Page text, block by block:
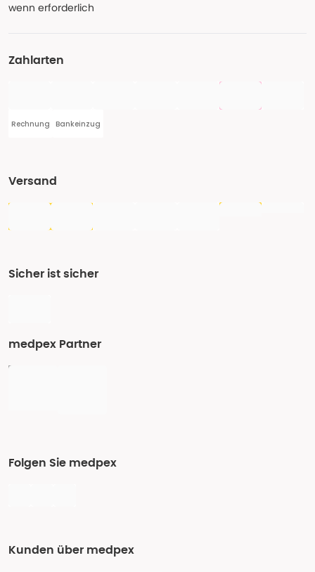
wenn erforderlich
Zahlarten
Rechnung Bankeinzug
Versand
Sicher ist sicher
medpex Partner
Folgen Sie medpex
Kunden über medpex